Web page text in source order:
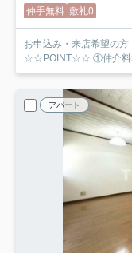
仲手無料 敷礼0
お申込み・来店希望の
☆☆POINT☆☆ ①仲介料
アパート